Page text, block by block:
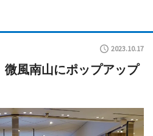
2023.10.17
風南山にポップアップ